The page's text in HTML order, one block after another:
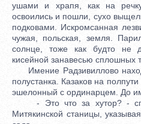
ушами и храпя, как на
освоились и пошли, сухо
подковами. Искромсанная
чужая, польская, земля.
солнце, тоже как будто не
кисейной занавесью сплошных
Имение Радзивиллово
полустанка. Казаков на
эшелонный с ординарцем. До
- Это что за хутор? -
Митякинской станицы,